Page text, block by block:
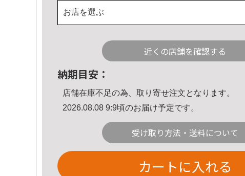
お店を選ぶ
近くの店舗を確認する
納期目安：
店舗在庫不足の為、取り寄せ注文となります。
2026.08.08 9:9頃のお届け予定です。
受け取り方法・送料について
カートに入れる